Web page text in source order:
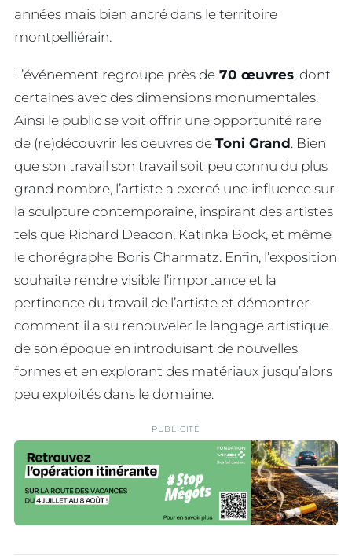
années mais bien ancré dans le territoire
montpelliérain.
L’événement regroupe près de 70 œuvres, dont
certaines avec des dimensions monumentales.
Ainsi le public se voit offrir une opportunité rare
de (re)découvrir les oeuvres de Toni Grand. Bien
que son travail son travail soit peu connu du plus
grand nombre, l’artiste a exercé une influence sur
la sculpture contemporaine, inspirant des artistes
tels que Richard Deacon, Katinka Bock, et même
le chorégraphe Boris Charmatz. Enfin, l’exposition
souhaite rendre visible l’importance et la
pertinence du travail de l’artiste et démontrer
comment il a su renouveler le langage artistique
de son époque en introduisant de nouvelles
formes et en explorant des matériaux jusqu’alors
peu exploités dans le domaine.
PUBLICITÉ